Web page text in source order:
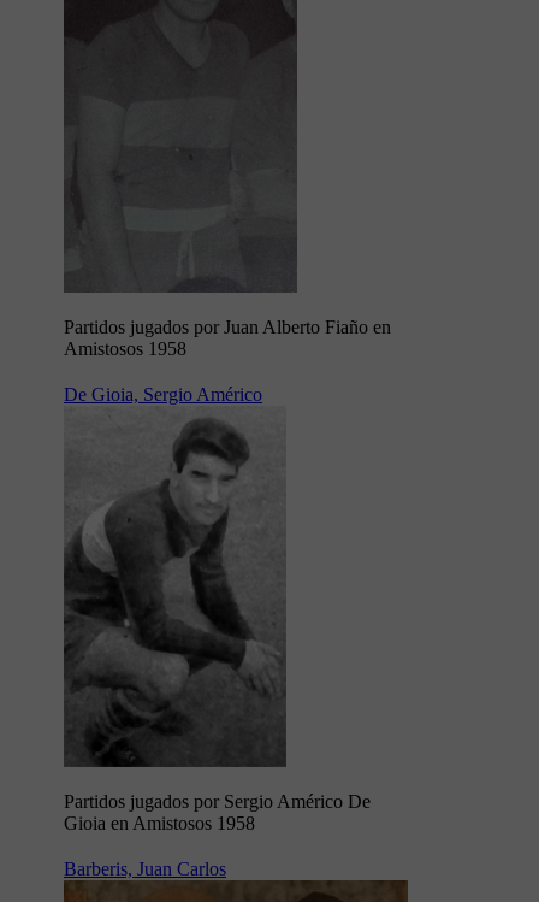
Partidos jugados por Juan Alberto Fiaño en
Amistosos 1958
De Gioia, Sergio Américo
Partidos jugados por Sergio Américo De
Gioia en Amistosos 1958
Barberis, Juan Carlos